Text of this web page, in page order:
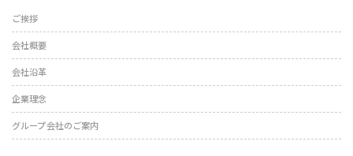
ご挨拶
会社概要
会社沿革
企業理念
グループ会社のご案内